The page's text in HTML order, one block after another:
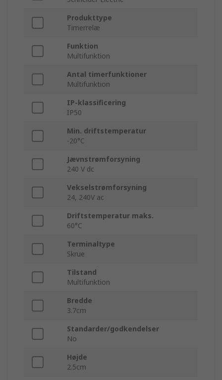
Produkttype
Timerrelæ
Funktion
Multifunktion
Antal timerfunktioner
Multifunktion
IP-klassificering
IP50
Min. driftstemperatur
-20°C
Jævnstrømforsyning
240 V dc
Vekselstrømforsyning
24, 240V ac
Driftstemperatur maks.
60°C
Terminaltype
Skrue
Tilstand
Multifunktion
Bredde
3.7cm
Standarder/godkendelser
No
Højde
2.5cm